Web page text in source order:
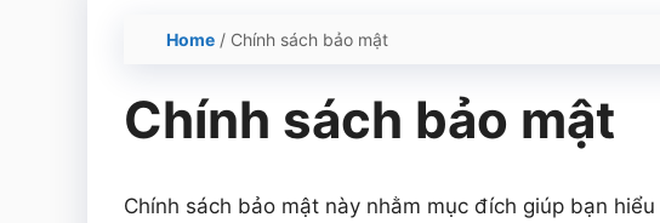
Home / Chính sách bảo mật
Chính sách bảo mật
Chính sách bảo mật này nhằm mục đích giúp bạn